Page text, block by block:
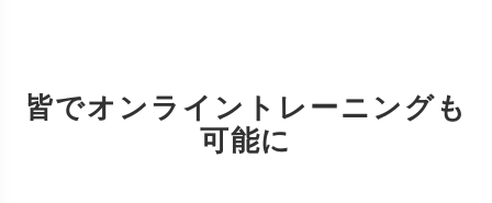
皆でオンライントレーニングも
可能に